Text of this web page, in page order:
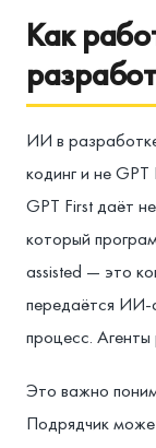
Как
ИИ в
кодинг и не
GPT First даёт
который
assisted — это
передаётся ИИ-
процесс.
Это важно
Подрядчик